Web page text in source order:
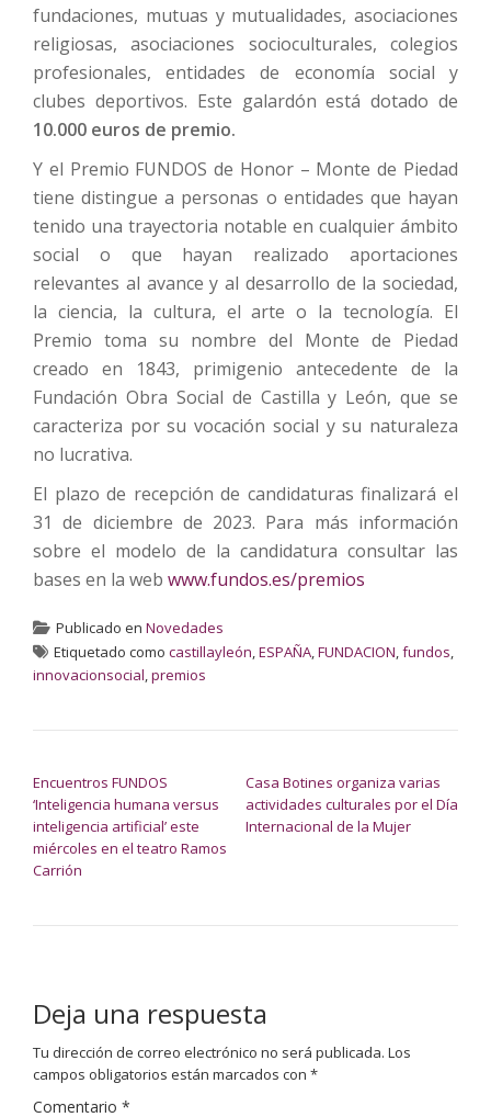
fundaciones, mutuas y mutualidades, asociaciones
religiosas, asociaciones socioculturales, colegios
profesionales, entidades de economía social y
clubes deportivos. Este galardón está dotado de
10.000 euros de premio.
Y el Premio FUNDOS de Honor – Monte de Piedad
tiene distingue a personas o entidades que hayan
tenido una trayectoria notable en cualquier ámbito
social o que hayan realizado aportaciones
relevantes al avance y al desarrollo de la sociedad,
la ciencia, la cultura, el arte o la tecnología. El
Premio toma su nombre del Monte de Piedad
creado en 1843, primigenio antecedente de la
Fundación Obra Social de Castilla y León, que se
caracteriza por su vocación social y su naturaleza
no lucrativa.
El plazo de recepción de candidaturas finalizará el
31 de diciembre de 2023. Para más información
sobre el modelo de la candidatura consultar las
bases en la web www.fundos.es/premios
Publicado en Novedades
Etiquetado como castillayleón,ESPAÑA,FUNDACION,fundos,
innovacionsocial,premios
Encuentros FUNDOS
‘Inteligencia humana versus
inteligencia artificial’ este
miércoles en el teatro Ramos
Carrión
Casa Botines organiza varias
actividades culturales por el Día
Internacional de la Mujer
Deja una respuesta
Tu dirección de correo electrónico no será publicada. Los
campos obligatorios están marcados con *
Comentario *